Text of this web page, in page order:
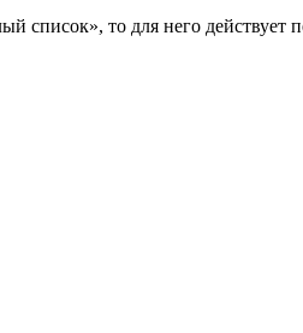
список», то для него действует